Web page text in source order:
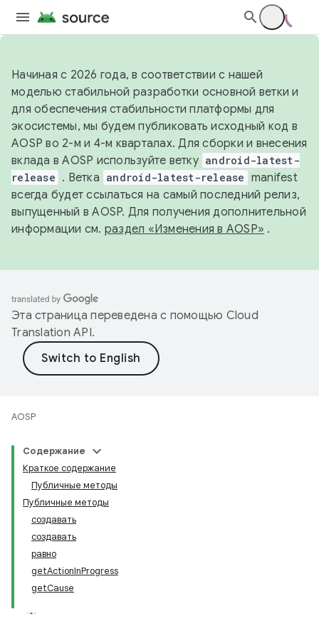
Начиная с 2026 года, в соответствии с нашей
моделью стабильной разработки основной ветки и
для обеспечения стабильности платформы для
экосистемы, мы будем публиковать исходный код в
AOSP во 2-м и 4-м кварталах. Для сборки и внесения
вклада в AOSP используйте ветку android-latest-
release . Ветка android-latest-release manifest
всегда будет ссылаться на самый последний релиз,
выпущенный в AOSP. Для получения дополнительной
информации см. раздел «Изменения в AOSP» .
Эта страница переведена с помощью Cloud
Translation API.
AOSP
Содержание
Краткое содержание
Публичные методы
Публичные методы
создавать
создавать
равно
getActionInProgress
getCause